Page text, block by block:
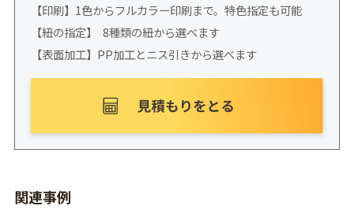
【印刷】1色からフルカラー印刷まで。特色指定も可能
【紐の指定】 8種類の紐から選べます
【表面加工】PP加工とニス引きから選べます
関連事例